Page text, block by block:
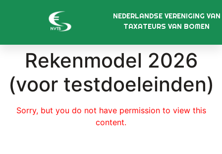
NEDERLANDSE VERENIGING VAN
TAXATEURS VAN BOMEN
Rekenmodel 2026
(voor testdoeleinden)
Sorry, but you do not have permission to view this
content.